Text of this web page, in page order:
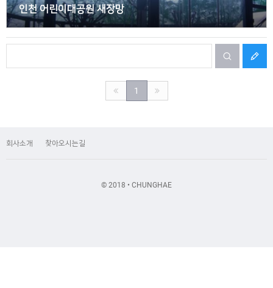
인천 어린이대공원 새장망
1
회사소개 찾아오시는길
© 2018 • CHUNGHAE